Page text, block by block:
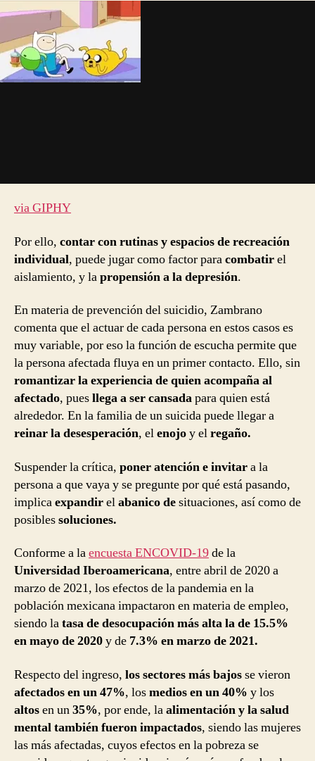
via GIPHY
Por ello, contar con rutinas y espacios de recreación
individual, puede jugar como factor paracombatirel
aislamiento, y lapropensión a la depresión.
En materia de prevención del suicidio, Zambrano
comenta que el actuar de cada persona en estos casos es
muy variable, por eso la función de escucha permite que
la persona afectada fluya en un primer contacto. Ello, sin
romantizar la experiencia de quien acompaña al
afectado, puesllega a ser cansadapara quien está
alrededor. En la familia de un suicida puede llegar a
reinar la desesperación, elenojoy elregaño.
Suspender la crítica, poner atención e invitara la
persona a que vaya y se pregunte por qué está pasando,
implicaexpandirelabanico desituaciones, así como de
posiblessoluciones.
Conforme a laencuesta ENCOVID-19de la
Universidad Iberoamericana, entre abril de 2020 a
marzo de 2021, los efectos de la pandemia en la
población mexicana impactaron en materia de empleo,
siendo latasa de desocupación más alta la de 15.5%
en mayo de 2020y de 7.3% en marzo de 2021.
Respecto del ingreso, los sectores más bajosse vieron
afectados en un 47%, losmedios en un 40% y los
altosen un35%, por ende, laalimentación y la salud
mental también fueron impactados, siendo las mujeres
las más afectadas, cuyos efectos en la pobreza se